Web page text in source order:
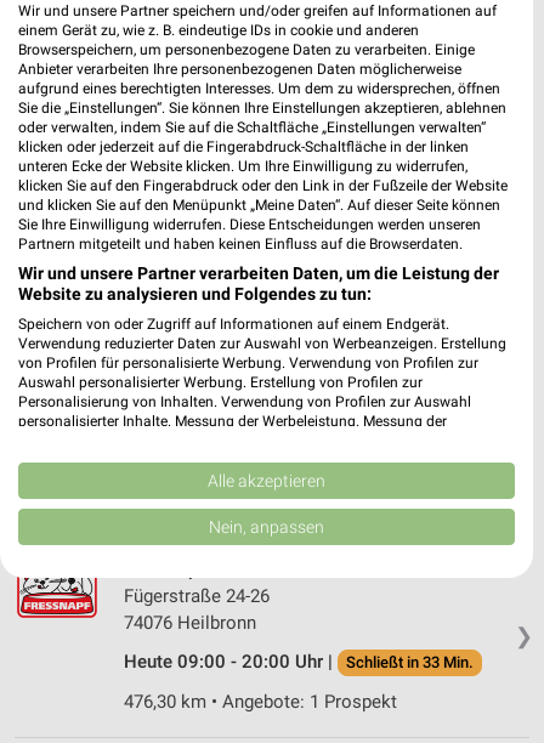
Nürnberger Str. 82
97076 Würzburg
Heute 09:00 - 17:00 Uhr |
Geschlossen
385,86 km • Angebote: 1 Prospekt
Kölle Zoo Heilbronn
Gottlieb-Daimler-Straße 9
74076 Heilbronn
Heute 09:00 - 20:00 Uhr | Schließt in 33 Min.
476,26 km
Fressnapf Heilbronn 2
Gottlieb Daimler Str. 9
74072 Heilbronn
476,27 km • Angebote: 1 Prospekt
❯
Fügerstraße 24-26
74076 Heilbronn
Heute 09:00 - 20:00 Uhr |
Schließt in 33 Min.
476,30 km • Angebote: 1 Prospekt
Wir und unsere Partner speichern und/oder greifen auf Informationen auf
einem Gerät zu, wie z. B. eindeutige IDs in cookie und anderen
Browserspeichern, um personenbezogene Daten zu verarbeiten. Einige
Anbieter verarbeiten Ihre personenbezogenen Daten möglicherweise
aufgrund eines berechtigten Interesses. Um dem zu widersprechen, öffnen
Sie die „Einstellungen“. Sie können Ihre Einstellungen akzeptieren, ablehnen
oder verwalten, indem Sie auf die Schaltfläche „Einstellungen verwalten“
klicken oder jederzeit auf die Fingerabdruck-Schaltfläche in der linken
unteren Ecke der Website klicken. Um Ihre Einwilligung zu widerrufen,
klicken Sie auf den Fingerabdruck oder den Link in der Fußzeile der Website
und klicken Sie auf den Menüpunkt „Meine Daten“. Auf dieser Seite können
Sie Ihre Einwilligung widerrufen. Diese Entscheidungen werden unseren
Partnern mitgeteilt und haben keinen Einfluss auf die Browserdaten.
Wir und unsere Partner verarbeiten Daten, um die Leistung der
Website zu analysieren und Folgendes zu tun:
Speichern von oder Zugriff auf Informationen auf einem Endgerät.
Verwendung reduzierter Daten zur Auswahl von Werbeanzeigen. Erstellung
von Profilen für personalisierte Werbung. Verwendung von Profilen zur
Auswahl personalisierter Werbung. Erstellung von Profilen zur
Personalisierung von Inhalten. Verwendung von Profilen zur Auswahl
personalisierter Inhalte. Messung der Werbeleistung. Messung der
Kombinationen von Daten aus verschiedenen Quellen. Entwicklung und
Verbesserung der Angebote. Verwendung reduzierter Daten zur Auswahl
von Inhalten.
Daten können außerhalb der Europäischen Union weitergegeben und in die
Website/App.
Partnerliste anzeigen (1 IAB-Anbieter)
Speichern von oder Zugriff auf Informationen
Alle akzeptieren
Nein, anpassen